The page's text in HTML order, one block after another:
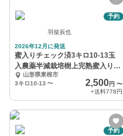
予約
羽柴辰也
2026年12月に発送
蜜入りチェック済3キロ10-13玉
入農薬半減栽培樹上完熟蜜入り葉
取らずサンふじ
山形県東根市
3キロ10-13 〜 2,500円 〜
+送料778円
予約